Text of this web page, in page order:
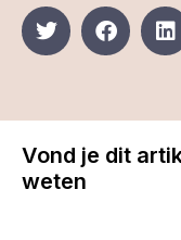
Vond je dit
weten